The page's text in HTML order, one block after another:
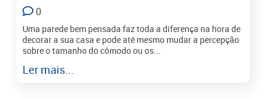
0
Uma parede bem pensada faz toda a diferença na hora de
decorar a sua casa e pode até mesmo mudar a percepção
sobre o tamanho do cômodo ou os...
Ler mais...